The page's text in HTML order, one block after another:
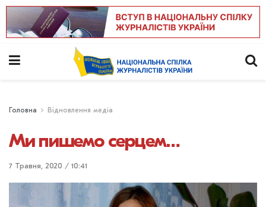
Головна Відновлення медіа
Ми пишемо серцем…
7 Травня, 2020 / 10:41